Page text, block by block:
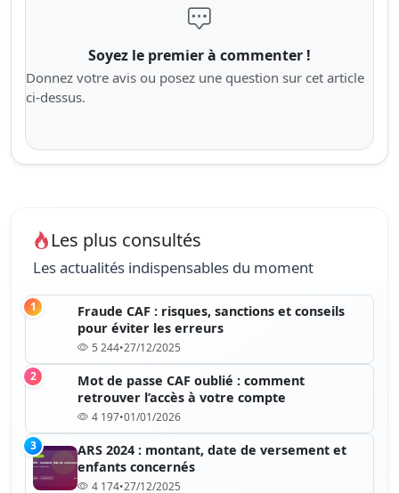
Soyez le premier à commenter !
Donnez votre avis ou posez une question sur cet article
ci-dessus.
Les plus consultés
Les actualités indispensables du moment
1
Fraude CAF : risques, sanctions et conseils
pour éviter les erreurs
5 244•27/12/2025
2
Mot de passe CAF oublié : comment
retrouver l’accès à votre compte
4 197•01/01/2026
3
ARS 2024 : montant, date de versement et
enfants concernés
4 174•27/12/2025